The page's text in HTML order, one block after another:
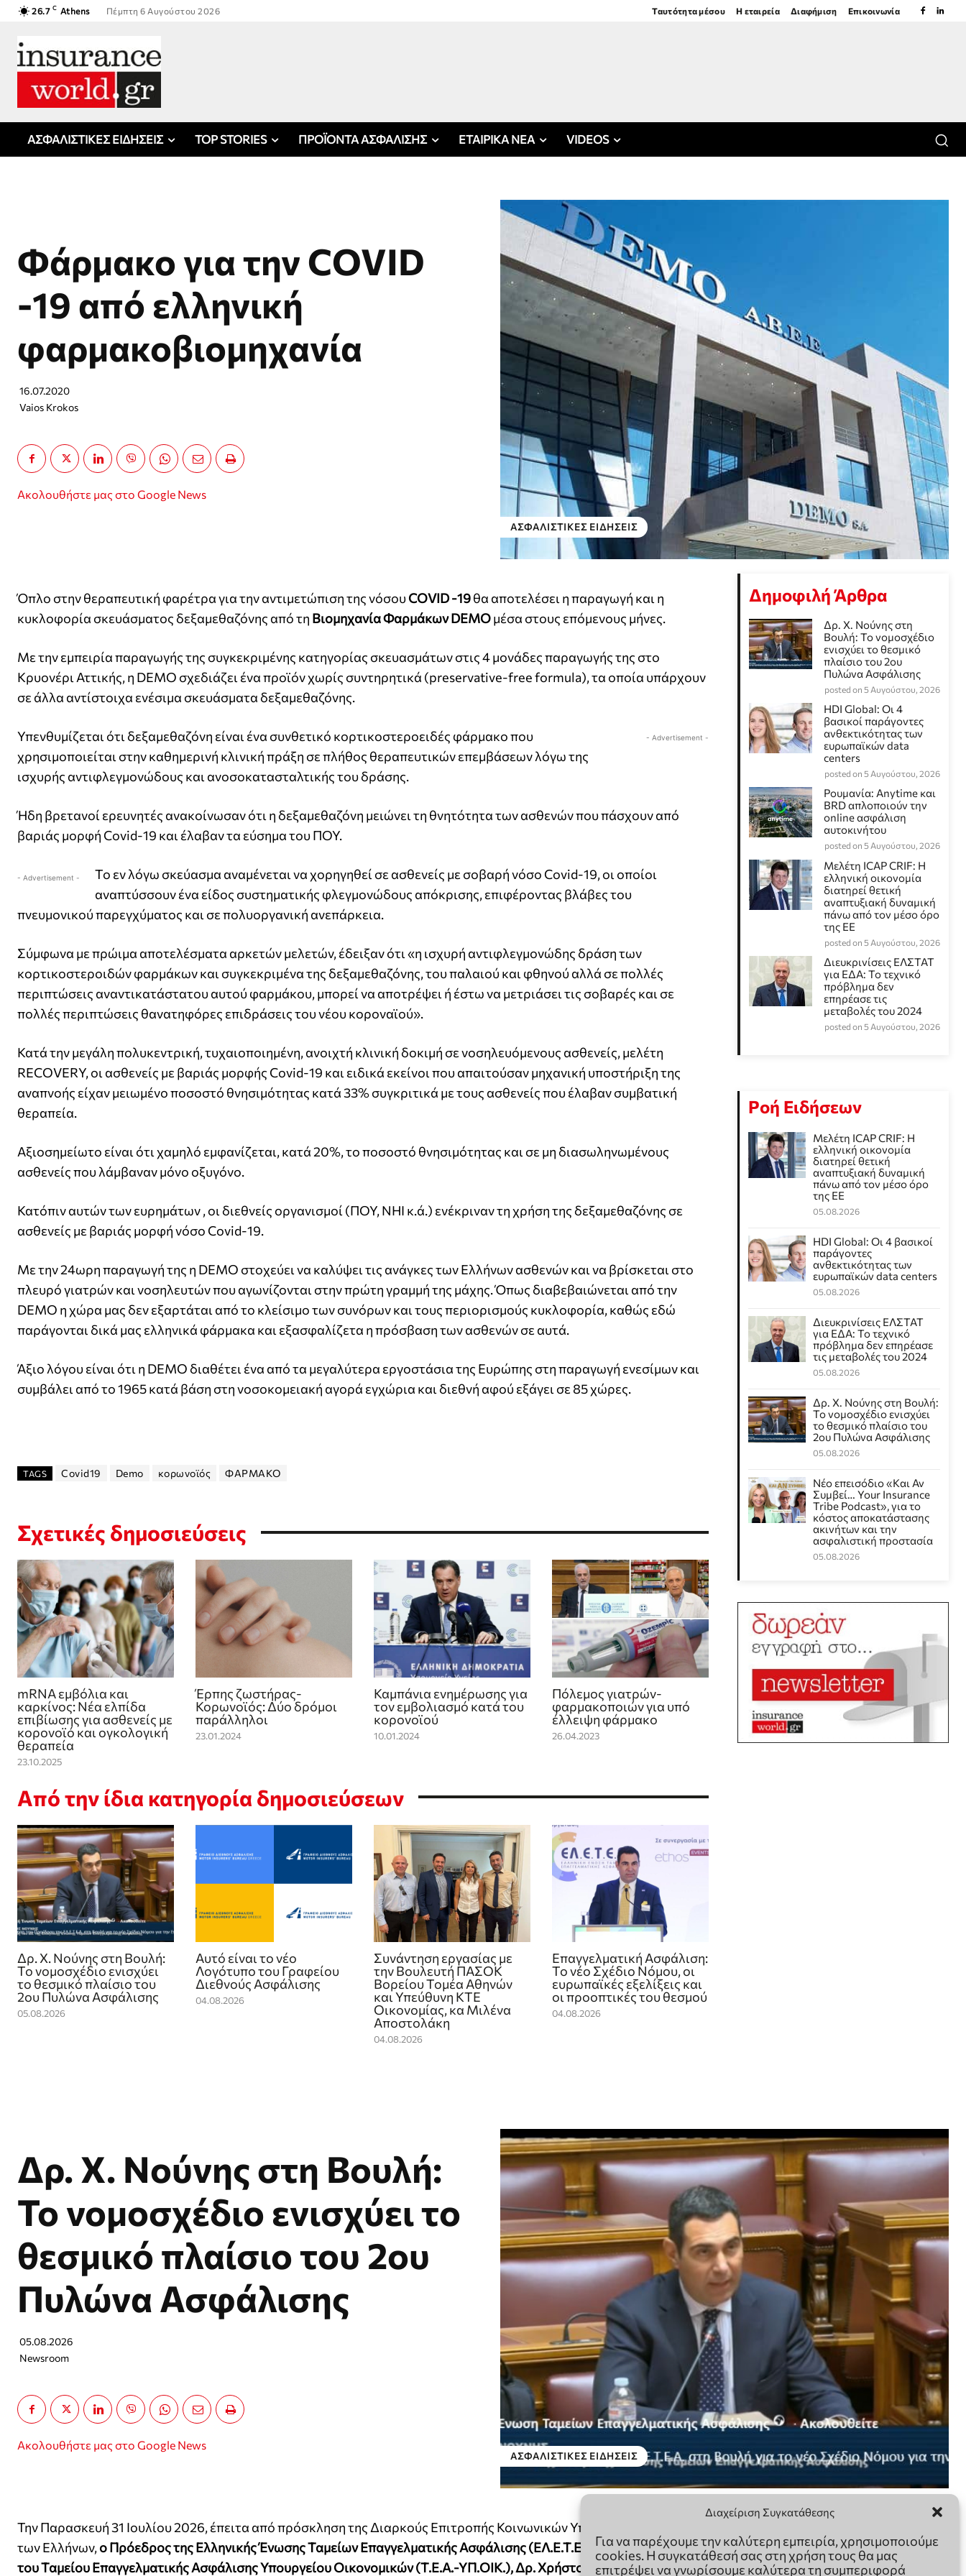
Διαχείριση Συγκατάθεσης
Για να παρέχουμε την καλύτερη εμπειρία, χρησιμοποιούμε
cookies. Η συγκατάθεσή σας στη χρήση τους θα μας
επιτρέψει να γνωρίσουμε καλύτερα τη συμπεριφορά
26.7 C Athens Πέμπτη 6 Αυγούστου 2026 Ταυτότητα μέσου Η εταιρεία Διαφήμιση Επικοινωνία
ΑΣΦΑΛΙΣΤΙΚΕΣ ΕΙΔΗΣΕΙΣ TOP STORIES ΠΡΟΪΟΝΤΑ ΑΣΦΑΛΙΣΗΣ ΕΤΑΙΡΙΚΑ ΝΕΑ VIDEOS
Φάρμακο για την COVID
-19 από ελληνική
φαρμακοβιομηχανία
16.07.2020
Vaios Krokos
Ακολουθήστε μας στο Google News
ΑΣΦΑΛΙΣΤΙΚΕΣ ΕΙΔΗΣΕΙΣ
Όπλο στην θεραπευτική φαρέτρα για την αντιμετώπιση της νόσουCOVID -19θα αποτελέσει η παραγωγή και η
κυκλοφορία σκευάσματος δεξαμεθαζόνης από τη Βιομηχανία Φαρμάκων DEMOμέσα στους επόμενους μήνες.
Με την εμπειρία παραγωγής της συγκεκριμένης κατηγορίας σκευασμάτων στις 4 μονάδες παραγωγής της στο
Κρυονέρι Αττικής, η DEMO σχεδιάζει ένα προϊόν χωρίς συντηρητικά (preservative-free formula), τα οποία υπάρχουν
σε άλλα αντίστοιχα ενέσιμα σκευάσματα δεξαμεθαζόνης.
- Advertisement -
Υπενθυμίζεται ότι δεξαμεθαζόνη είναι ένα συνθετικό κορτικοστεροειδές φάρμακο που
χρησιμοποιείται στην καθημερινή κλινική πράξη σε πλήθος θεραπευτικών επεμβάσεων λόγω της
ισχυρής αντιφλεγμονώδους και ανοσοκατασταλτικής του δράσης.
Ήδη βρετανοί ερευνητές ανακοίνωσαν ότι η δεξαμεθαζόνη μειώνει τη θνητότητα των ασθενών που πάσχουν από
βαριάς μορφή Covid-19 και έλαβαν τα εύσημα του ΠΟΥ.
- Advertisement -
Το εν λόγω σκεύασμα αναμένεται να χορηγηθεί σε ασθενείς με σοβαρή νόσο Covid-19, οι οποίοι
αναπτύσσουν ένα είδος συστηματικής φλεγμονώδους απόκρισης, επιφέροντας βλάβες του
πνευμονικού παρεγχύματος και σε πολυοργανική ανεπάρκεια.
Σύμφωνα με πρώιμα αποτελέσματα αρκετών μελετών, έδειξαν ότι «η ισχυρή αντιφλεγμονώδης δράση των
κορτικοστεροιδών φαρμάκων και συγκεκριμένα της δεξαμεθαζόνης, του παλαιού και φθηνού αλλά σε πολλές
περιπτώσεις αναντικατάστατου αυτού φαρμάκου, μπορεί να αποτρέψει ή έστω να μετριάσει τις σοβαρές και σε
πολλές περιπτώσεις θανατηφόρες επιδράσεις του νέου κοροναϊού».
Κατά την μεγάλη πολυκεντρική, τυχαιοποιημένη, ανοιχτή κλινική δοκιμή σε νοσηλευόμενους ασθενείς, μελέτη
RECOVERY, οι ασθενείς με βαριάς μορφής Covid-19 και ειδικά εκείνοι που απαιτούσαν μηχανική υποστήριξη της
αναπνοής είχαν μειωμένο ποσοστό θνησιμότητας κατά 33% συγκριτικά με τους ασθενείς που έλαβαν συμβατική
θεραπεία.
Αξιοσημείωτο είναι ότι χαμηλό εμφανίζεται, κατά 20%, το ποσοστό θνησιμότητας και σε μη διασωληνωμένους
ασθενείς που λάμβαναν μόνο οξυγόνο.
Κατόπιν αυτών των ευρημάτων , οι διεθνείς οργανισμοί (ΠΟΥ, NHI κ.ά.) ενέκριναν τη χρήση της δεξαμεθαζόνης σε
ασθενείς με βαριάς μορφή νόσο Covid-19.
Με την 24ωρη παραγωγή της η DEMO στοχεύει να καλύψει τις ανάγκες των Ελλήνων ασθενών και να βρίσκεται στο
πλευρό γιατρών και νοσηλευτών που αγωνίζονται στην πρώτη γραμμή της μάχης. Όπως διαβεβαιώνεται από την
DEMO η χώρα μας δεν εξαρτάται από το κλείσιμο των συνόρων και τους περιορισμούς κυκλοφορία, καθώς εδώ
παράγονται δικά μας ελληνικά φάρμακα και εξασφαλίζετα η πρόσβαση των ασθενών σε αυτά.
Άξιο λόγου είναι ότι η DEMO διαθέτει ένα από τα μεγαλύτερα εργοστάσια της Ευρώπης στη παραγωγή ενεσίμων και
συμβάλει από το 1965 κατά βάση στη νοσοκομειακή αγορά εγχώρια και διεθνή αφού εξάγει σε 85 χώρες.
TAGS Covid19 Demo κορωνοϊός ΦΑΡΜΑΚΟ
Σχετικές δημοσιεύσεις
mRNA εμβόλια και
καρκίνος: Νέα ελπίδα
επιβίωσης για ασθενείς με
κορoνοϊό και ογκολογική
θεραπεία
23.10.2025
Έρπης ζωστήρας-
Κορωνοϊός: Δύο δρόμοι
παράλληλοι
23.01.2024
Καμπάνια ενημέρωσης για
τον εμβολιασμό κατά του
κορονοϊού
10.01.2024
Πόλεμος γιατρών-
φαρμακοποιών για υπό
έλλειψη φάρμακο
26.04.2023
Από την ίδια κατηγορία δημοσιεύσεων
Δρ. Χ. Νούνης στη Βουλή:
Το νομοσχέδιο ενισχύει
το θεσμικό πλαίσιο του
2ου Πυλώνα Ασφάλισης
05.08.2026
Αυτό είναι το νέο
Λογότυπο του Γραφείου
Διεθνούς Ασφάλισης
04.08.2026
Συνάντηση εργασίας με
την Βουλευτή ΠΑΣΟΚ
Βορείου Τομέα Αθηνών
και Υπεύθυνη ΚΤΕ
Οικονομίας, κα Μιλένα
Αποστολάκη
04.08.2026
Επαγγελματική Ασφάλιση:
Το νέο Σχέδιο Νόμου, οι
ευρωπαϊκές εξελίξεις και
οι προοπτικές του θεσμού
04.08.2026
Δημοφιλή Άρθρα
Δρ. Χ. Νούνης στη
Βουλή: Το νομοσχέδιο
ενισχύει το θεσμικό
πλαίσιο του 2ου
Πυλώνα Ασφάλισης
posted on 5 Αυγούστου, 2026
HDI Global: Οι 4
βασικοί παράγοντες
ανθεκτικότητας των
ευρωπαϊκών data
centers
posted on 5 Αυγούστου, 2026
Ρουμανία: Anytime και
BRD απλοποιούν την
online ασφάλιση
αυτοκινήτου
posted on 5 Αυγούστου, 2026
Μελέτη ICAP CRIF: Η
ελληνική οικονομία
διατηρεί θετική
αναπτυξιακή δυναμική
πάνω από τον μέσο όρο
της ΕΕ
posted on 5 Αυγούστου, 2026
Διευκρινίσεις ΕΛΣΤΑΤ
για ΕΔΑ: Το τεχνικό
πρόβλημα δεν
επηρέασε τις
μεταβολές του 2024
posted on 5 Αυγούστου, 2026
Ροή Ειδήσεων
Μελέτη ICAP CRIF: Η
ελληνική οικονομία
διατηρεί θετική
αναπτυξιακή δυναμική
πάνω από τον μέσο όρο
της ΕΕ
05.08.2026
HDI Global: Οι 4 βασικοί
παράγοντες
ανθεκτικότητας των
ευρωπαϊκών data centers
05.08.2026
Διευκρινίσεις ΕΛΣΤΑΤ
για ΕΔΑ: Το τεχνικό
πρόβλημα δεν επηρέασε
τις μεταβολές του 2024
05.08.2026
Δρ. Χ. Νούνης στη Βουλή:
Το νομοσχέδιο ενισχύει
το θεσμικό πλαίσιο του
2ου Πυλώνα Ασφάλισης
05.08.2026
Νέο επεισόδιο «Και Αν
Συμβεί… Your Insurance
Tribe Podcast», για το
κόστος αποκατάστασης
ακινήτων και την
ασφαλιστική προστασία
05.08.2026